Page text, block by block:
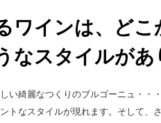
ワインは、ど
なスタイルがあ
い綺麗なつくりのブルゴーニュ・・
トなスタイルが現れます。そして、